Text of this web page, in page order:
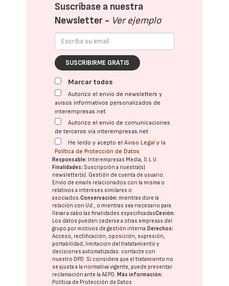
Suscríbase a nuestra
Newsletter - Ver ejemplo
SUSCRIBIRME GRATIS
Marcar todos
Autorizo el envío de newsletters y
avisos informativos personalizados de
interempresas.net
Autorizo el envío de comunicaciones
de terceros vía interempresas.net
He leído y acepto elAviso Legal y la
Política de Protección de Datos
Responsable: Interempresas Media, S.L.U.
Finalidades: Suscripción a nuestra(s)
newsletter(s). Gestión de cuenta de usuario.
Envío de emails relacionados con la misma o
relativos a intereses similares o
asociados.Conservación: mientras dure la
relación con Ud., o mientras sea necesario para
llevar a cabo las finalidades especificadasCesión:
Los datos pueden cederse a otras empresas del
grupo por motivos de gestión interna.Derechos:
Acceso, rectificación, oposición, supresión,
portabilidad, limitación del tratatamiento y
decisiones automatizadas: contacte con
nuestro DPD. Si considera que el tratamiento no
se ajusta a la normativa vigente, puede presentar
reclamación ante laAEPD.Más información:
Política de Protección de Datos